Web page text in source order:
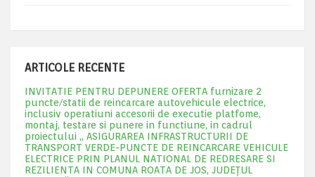
ARTICOLE RECENTE
INVITATIE PENTRU DEPUNERE OFERTA furnizare 2
puncte/statii de reincarcare autovehicule electrice,
inclusiv operatiuni accesorii de executie platfome,
montaj, testare si punere in functiune, in cadrul
proiectului „ ASIGURAREA INFRASTRUCTURII DE
TRANSPORT VERDE-PUNCTE DE REINCARCARE VEHICULE
ELECTRICE PRIN PLANUL NATIONAL DE REDRESARE SI
REZILIENTA IN COMUNA ROATA DE JOS, JUDEŢUL